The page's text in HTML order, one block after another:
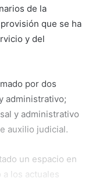
de la
que se ha
y del
por dos
administrativo;
y administrativo
auxilio judicial.
un espacio en
los actuales